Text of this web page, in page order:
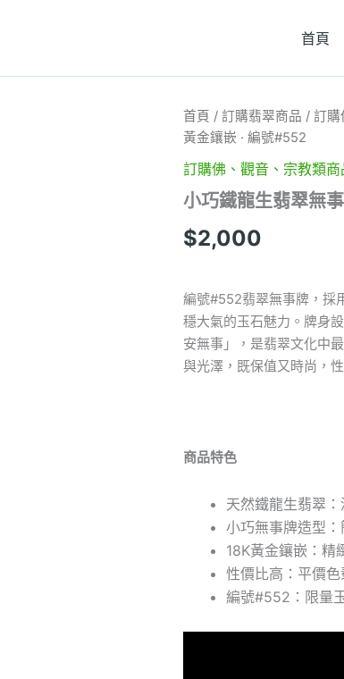
首頁
首頁 /訂購翡翠商品 /訂購
黃金鑲嵌 · 編號#552
訂購佛、觀音、宗教類商
小巧鐵龍生翡翠無
$2,000
編號#552翡翠無事牌，採
穩大氣的玉石魅力。牌身
安無事」，是翡翠文化中
與光澤，既保值又時尚，
商品特色
天然鐵龍生翡翠
小巧無事牌造型
18K黃金鑲嵌：精
性價比高：平價
編號#552：限量
小
巧
鐵
龍
翡
無
·
濃
綠
沉
穩
鑲